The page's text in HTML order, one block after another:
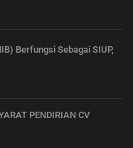
Berfungsi Sebagai SIUP,
PENDIRIAN CV